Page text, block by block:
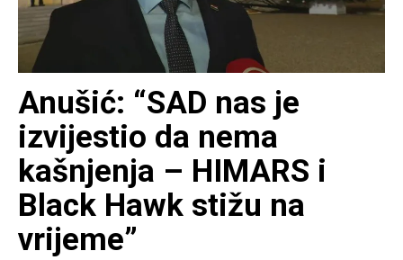
Anušić: “SAD nas je
izvijestio da nema
kašnjenja – HIMARS i
Black Hawk stižu na
vrijeme”